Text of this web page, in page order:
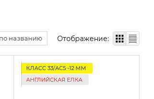
по названию Отображение:
КЛАСС 33/AC5 -12 ММ
АНГЛИЙСКАЯ ЕЛКА